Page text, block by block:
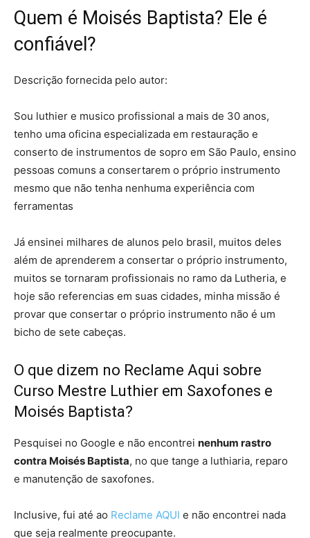
Quem é Moisés Baptista? Ele é
confiável?
Descrição fornecida pelo autor:
Sou luthier e musico profissional a mais de 30 anos,
tenho uma oficina especializada em restauração e
conserto de instrumentos de sopro em São Paulo, ensino
pessoas comuns a consertarem o próprio instrumento
mesmo que não tenha nenhuma experiência com
ferramentas
Já ensinei milhares de alunos pelo brasil, muitos deles
além de aprenderem a consertar o próprio instrumento,
muitos se tornaram profissionais no ramo da Lutheria, e
hoje são referencias em suas cidades, minha missão é
provar que consertar o próprio instrumento não é um
bicho de sete cabeças.
O que dizem no Reclame Aqui sobre
Curso Mestre Luthier em Saxofones e
Moisés Baptista?
Pesquisei no Google e não encontrei nenhum rastro
contra Moisés Baptista, no que tange a luthiaria, reparo
e manutenção de saxofones.
Inclusive, fui até ao Reclame AQUI e não encontrei nada
que seja realmente preocupante.